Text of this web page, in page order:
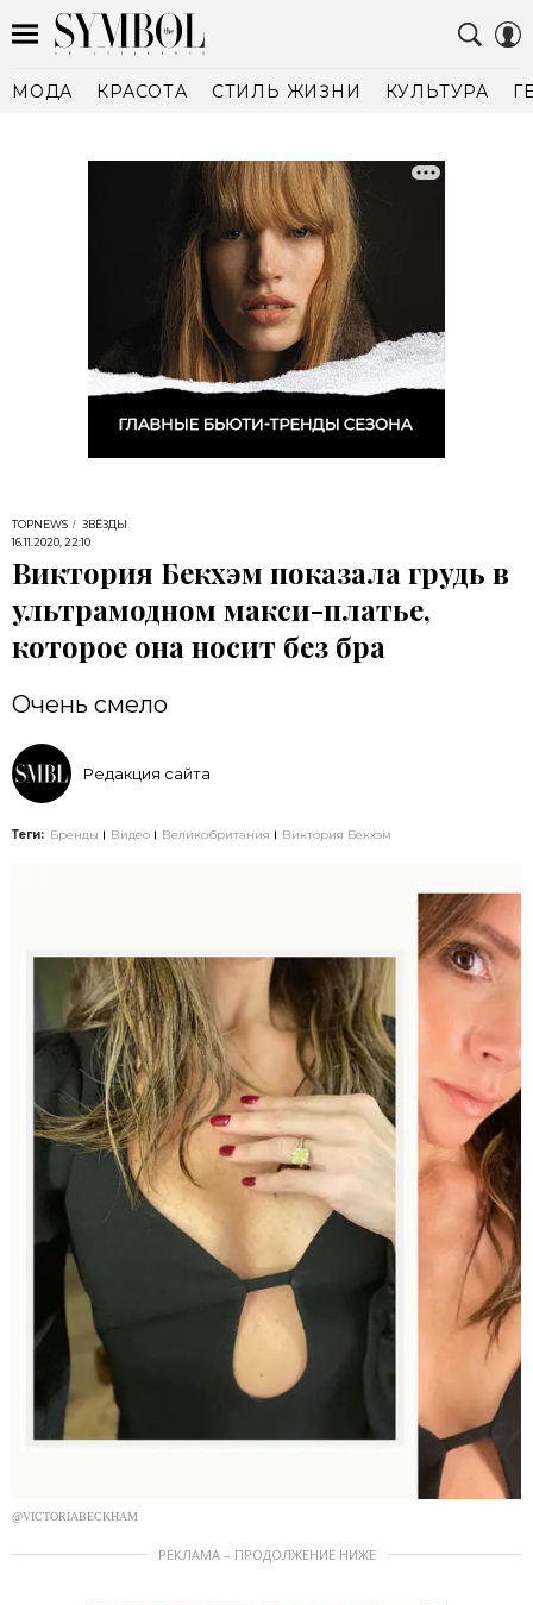
МОДА КРАСОТА СТИЛЬ ЖИЗНИ КУЛЬТУРА
TOPNEWS
ЗВЁЗДЫ
16.11.2020, 22:10
Виктория Бекхэм показала грудь в
ультрамодном макси-платье,
которое она носит без бра
Очень смело
Редакция сайта
Теги: Бренды Видео Великобритания Виктория Бекхэм
@VICTORIABECKHAM
РЕКЛАМА – ПРОДОЛЖЕНИЕ НИЖЕ